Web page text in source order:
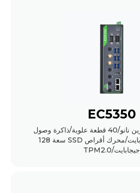
EC5350
نفيديا جيتسون أورين نانو/40 قطعة علوية/ذاكرة وصول
عشوائي 8 جيجابايت/محرك أقراص SSD سعة 128
جيجابايت/TPM2.0